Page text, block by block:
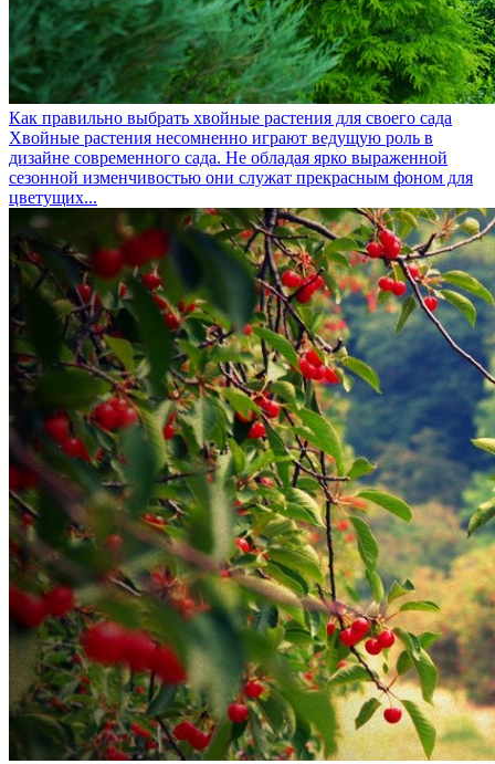
Как правильно выбрать хвойные растения для своего сада
Хвойные растения несомненно играют ведущую роль в
дизайне современного сада. Не обладая ярко выраженной
сезонной изменчивостью они служат прекрасным фоном для
цветущих...